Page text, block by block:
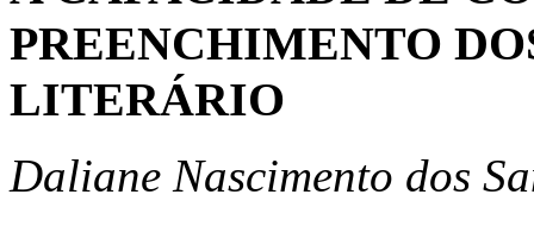
PREENCHIMENTO
LITERÁRIO
Daliane Nascimento dos